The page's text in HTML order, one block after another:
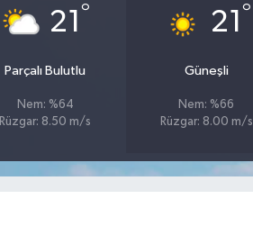
21 °
Parçalı Bulutlu
Nem: %64
Rüzgar: 8.50 m/s
21 °
Güneşli
Nem: %66
Rüzgar: 8.00 m/s